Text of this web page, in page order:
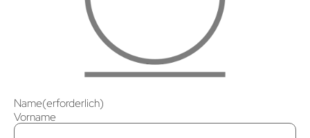
Name(erforderlich)
Vorname